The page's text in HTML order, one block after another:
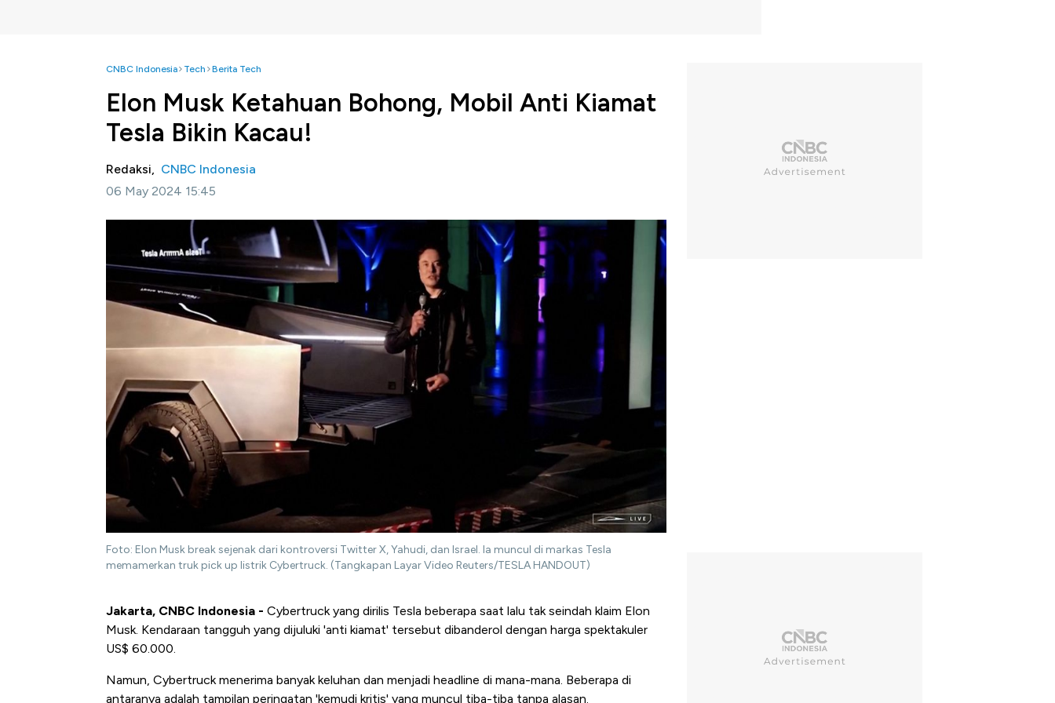
CNBC Indonesia Tech Berita Tech
Elon Musk Ketahuan Bohong, Mobil Anti Kiamat
Tesla Bikin Kacau!
Redaksi, CNBC Indonesia
06 May 2024 15:45
Foto: Elon Musk break sejenak dari kontroversi Twitter X, Yahudi, dan Israel. Ia muncul di markas Tesla
memamerkan truk pick up listrik Cybertruck. (Tangkapan Layar Video Reuters/TESLA HANDOUT)
Jakarta, CNBC Indonesia - Cybertruck yang dirilis Tesla beberapa saat lalu tak seindah klaim Elon
Musk. Kendaraan tangguh yang dijuluki 'anti kiamat' tersebut dibanderol dengan harga spektakuler
US$ 60.000.
Namun, Cybertruck menerima banyak keluhan dan menjadi headline di mana-mana. Beberapa di
antaranya adalah tampilan peringatan 'kemudi kritis' yang muncul tiba-tiba tanpa alasan.